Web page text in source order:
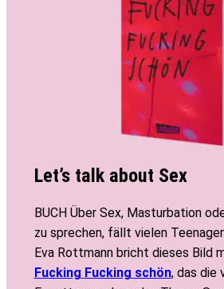
Let’s talk about Sex
BUCH Über Sex, Masturbation
zu sprechen, fällt vielen
Eva Rottmann bricht dieses Bild
Fucking Fucking schön, das die